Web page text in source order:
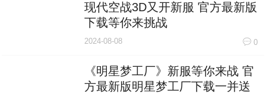
现代空战3D又开新服 官方最新版
下载等你来挑战
2024-08-08 0
《明星梦工厂》新服等你来战 官
方最新版明星梦工厂下载一并送